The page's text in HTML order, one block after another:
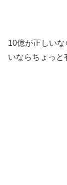
10億が正しい
いならちょっと